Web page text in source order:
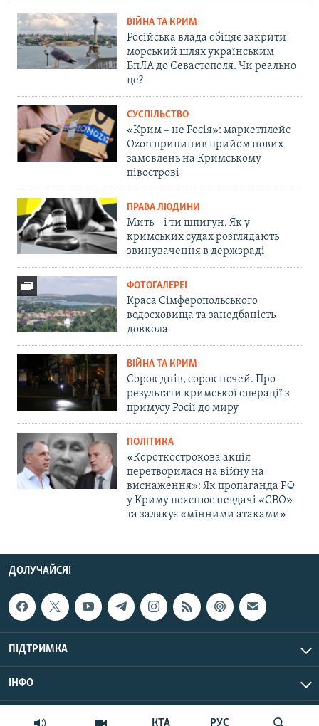
КТА РУС
ВІЙНА ТА КРИМ
Російська влада обіцяє закрити
морський шлях українським
БпЛА до Севастополя. Чи реально
це?
СУСПІЛЬСТВО
«Крим – не Росія»: маркетплейс
Ozon припинив прийом нових
замовлень на Кримському
півострові
ПРАВА ЛЮДИНИ
Мить – і ти шпигун. Як у
кримських судах розглядають
звинувачення в держзраді
ФОТОГАЛЕРЕЇ
Краса Сімферопольського
водосховища та занедбаність
довкола
ВІЙНА ТА КРИМ
Сорок днів, сорок ночей. Про
результати кримської операції з
примусу Росії до миру
ПОЛІТИКА
«Короткострокова акція
перетворилася на війну на
виснаження»: Як пропаганда РФ
у Криму пояснює невдачі «СВО»
та залякує «мінними атаками»
ДОЛУЧАЙСЯ!
ПІДТРИМКА
ІНФО
© Крим.Реалії, 2026 | Усі права застережено.